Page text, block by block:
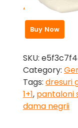
420,00
Buy Now
SKU:
Category:
Tags: dresuri
1+1, pantaloni
dama negrii